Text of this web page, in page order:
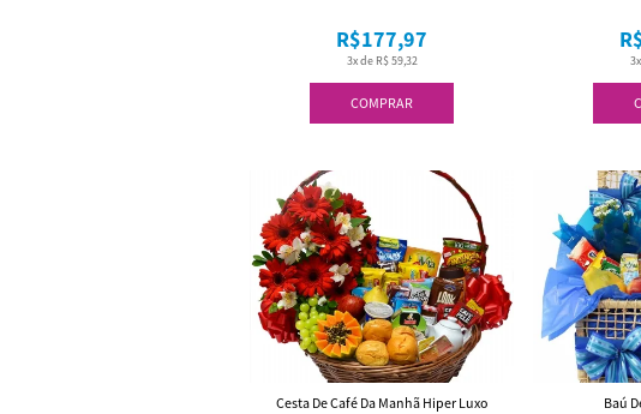
COMPRAR
3x de R$ 59,32
R$177,97
Cesta De Café Da Manhã Hiper Luxo Baú